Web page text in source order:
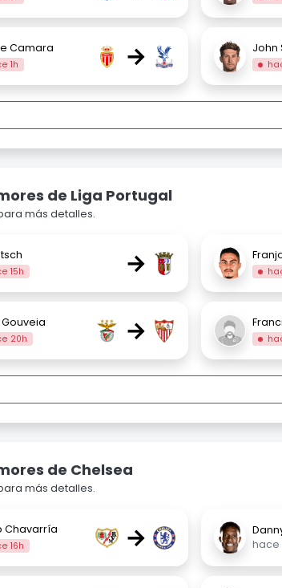
Camara
1h → John
de Liga Portugal
más detalles.
15h →
20h →
de Chelsea
más detalles.
Chavarría
16h →
hace